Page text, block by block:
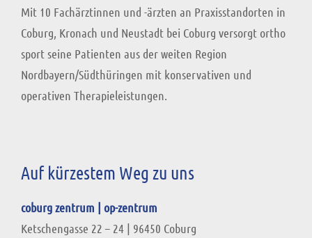
Mit 10 Fachärztinnen und -ärzten an Praxisstandorten in
Coburg, Kronach und Neustadt bei Coburg versorgt ortho
sport seine Patienten aus der weiten Region
Nordbayern/Südthüringen mit konservativen und
operativen Therapieleistungen.
Auf kürzestem Weg zu uns
coburg zentrum | op-zentrum
Ketschengasse 22 – 24 | 96450 Coburg